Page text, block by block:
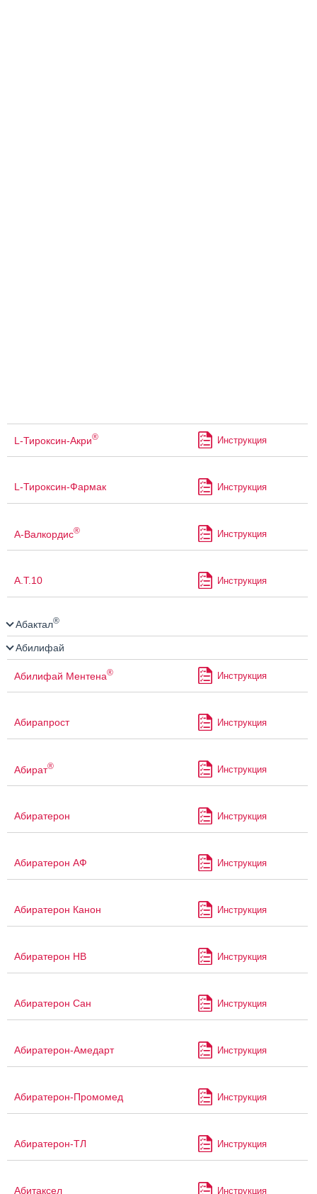
L-Тироксин-Акри® Инструкция
L-Тироксин-Фармак Инструкция
А-Валкордис® Инструкция
А.Т.10 Инструкция
Абактал®
Абилифай
Абилифай Ментена® Инструкция
Абирапрост Инструкция
Абират® Инструкция
Абиратерон Инструкция
Абиратерон АФ Инструкция
Абиратерон Канон Инструкция
Абиратерон НВ Инструкция
Абиратерон Сан Инструкция
Абиратерон-Амедарт Инструкция
Абиратерон-Промомед Инструкция
Абиратерон-ТЛ Инструкция
Абитаксел Инструкция